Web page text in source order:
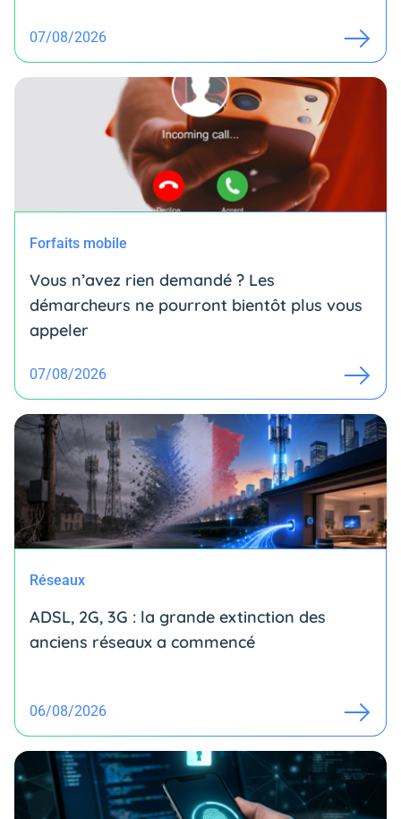
07/08/2026
Forfaits mobile
Vous n’avez rien demandé ? Les
démarcheurs ne pourront bientôt plus vous
appeler
07/08/2026
Réseaux
ADSL, 2G, 3G : la grande extinction des
anciens réseaux a commencé
06/08/2026